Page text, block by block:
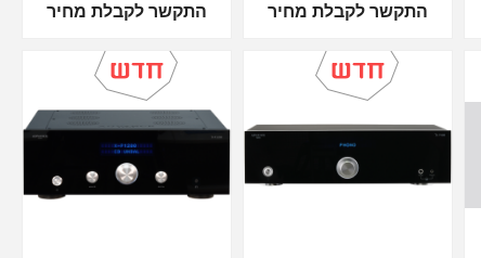
התקשר לקבלת מחיר התקשר לקבלת מחיר